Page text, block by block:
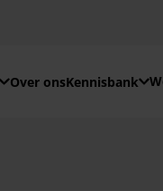
Over onsKennisbank